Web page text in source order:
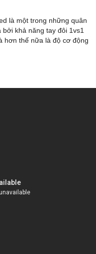
là một trong những quân
khả năng tay đôi 1vs1
hơn thế nữa là độ cơ động